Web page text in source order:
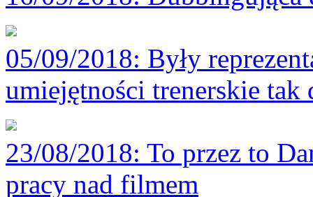
05/09/2018: Były
umiejętności trenerskie tak
23/08/2018: To przez to
pracy nad filmem